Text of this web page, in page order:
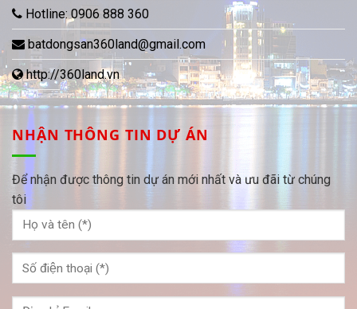
Hotline: 0906 888 360
batdongsan360land@gmail.com
http://360land.vn
NHẬN THÔNG TIN DỰ ÁN
Để nhận được thông tin dự án mới nhất và ưu đãi từ chúng
tôi